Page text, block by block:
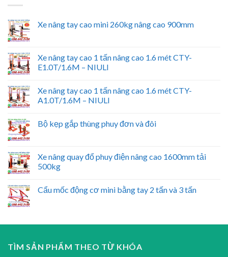
Xe nâng tay cao mini 260kg nâng cao 900mm
Xe nâng tay cao 1 tấn nâng cao 1.6 mét CTY-
E1.0T/1.6M – NIULI
Xe nâng tay cao 1 tấn nâng cao 1.6 mét CTY-
A1.0T/1.6M – NIULI
Bộ kẹp gắp thùng phuy đơn và đôi
Xe nâng quay đổ phuy điện nâng cao 1600mm tải
500kg
Cẩu mốc động cơ mini bằng tay 2 tấn và 3 tấn
TÌM SẢN PHẨM THEO TỪ KHÓA